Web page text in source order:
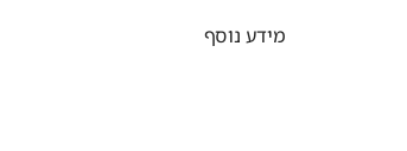
מידע נוסף